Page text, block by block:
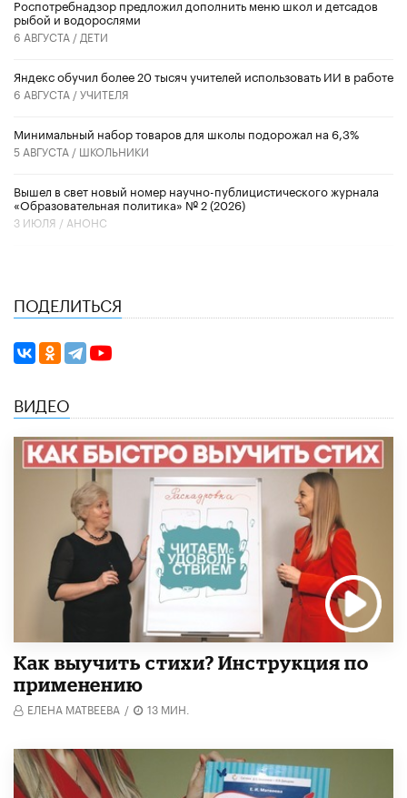
Роспотребнадзор предложил дополнить меню школ и детсадов
рыбой и водорослями
6 АВГУСТА / ДЕТИ
​Яндекс обучил более 20 тысяч учителей использовать ИИ в работе
6 АВГУСТА /УЧИТЕЛЯ
Минимальный набор товаров для школы подорожал на 6,3%
5 АВГУСТА / ШКОЛЬНИКИ
Вышел в свет новый номер научно-публицистического журнала
«Образовательная политика» № 2 (2026)
3 ИЮЛЯ / АНОНС
ПОДЕЛИТЬСЯ
ВИДЕО
Как выучить стихи? Инструкция по
применению
ЕЛЕНА МАТВЕЕВА / 13 МИН.